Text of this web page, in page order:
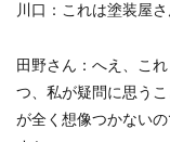
川口 ：これは塗装屋
田野さん ：へえ、こ
つ、私が疑問に思う
が全く想像つかない